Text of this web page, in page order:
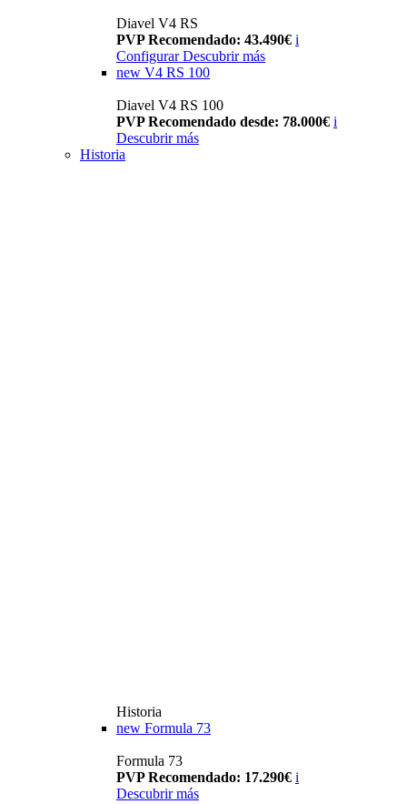
Diavel V4 RS
PVP Recomendado: 43.490€ i
Configurar Descubrir más
new V4 RS 100
Diavel V4 RS 100
PVP Recomendado desde: 78.000€ i
Descubrir más
Historia
Historia
new Formula 73
Formula 73
PVP Recomendado: 17.290€ i
Descubrir más